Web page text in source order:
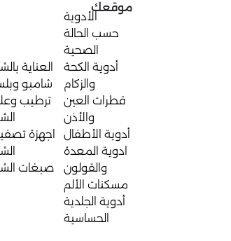
موقعك
الأدوية
حسب الحالة
الصحية
أدوية الكحة
والزكام
قطرات العين
والأذن
أدوية الأطفال
ادوية المعدة
والقولون
مسكنات الألم
أدوية الجلدية
الحساسية
العناية
شامبو
ترطيب
اجهزة
صبغات